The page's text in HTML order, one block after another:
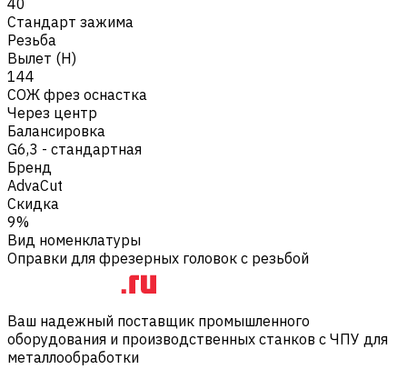
Стандарт зажима
Резьба
Вылет (H)
144
СОЖ фрез оснастка
Через центр
Балансировка
G6,3 - стандартная
Бренд
AdvaCut
Скидка
9%
Вид номенклатуры
Оправки для фрезерных головок с резьбой
Ваш надежный поставщик промышленного
оборудования и производственных станков с ЧПУ для
металлообработки